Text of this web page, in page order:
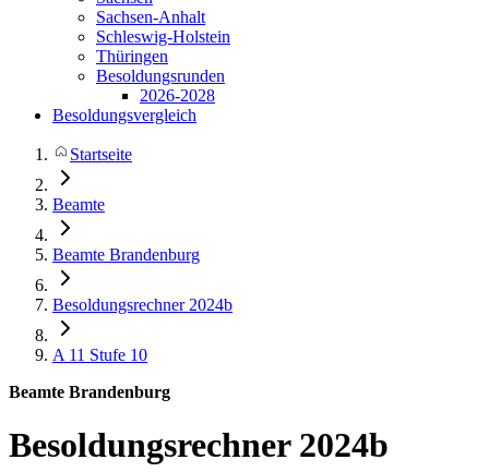
Sachsen-Anhalt
Schleswig-Holstein
Thüringen
Besoldungsrunden
2026-2028
Besoldungsvergleich
Startseite
Beamte
Beamte Brandenburg
Besoldungsrechner 2024b
A 11 Stufe 10
Beamte Brandenburg
Besoldungsrechner 2024b